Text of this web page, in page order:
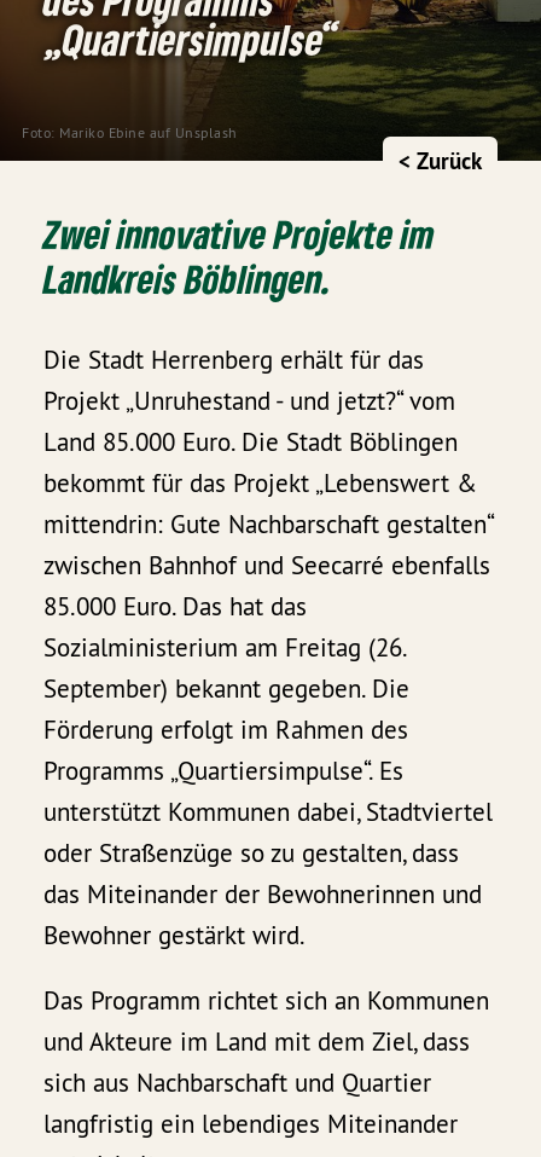
Foto: Mariko Ebine auf Unsplash
„Quartiersimpulse“
< Zurück
Zwei innovative Projekte im
Landkreis Böblingen.
Die Stadt Herrenberg erhält für das
Projekt „Unruhestand - und jetzt?“ vom
Land 85.000 Euro. Die Stadt Böblingen
bekommt für das Projekt „Lebenswert &
mittendrin: Gute Nachbarschaft gestalten“
zwischen Bahnhof und Seecarré ebenfalls
85.000 Euro. Das hat das
Sozialministerium am Freitag (26.
September) bekannt gegeben. Die
Förderung erfolgt im Rahmen des
Programms „Quartiersimpulse“. Es
unterstützt Kommunen dabei, Stadtviertel
oder Straßenzüge so zu gestalten, dass
das Miteinander der Bewohnerinnen und
Bewohner gestärkt wird.
Das Programm richtet sich an Kommunen
und Akteure im Land mit dem Ziel, dass
sich aus Nachbarschaft und Quartier
langfristig ein lebendiges Miteinander